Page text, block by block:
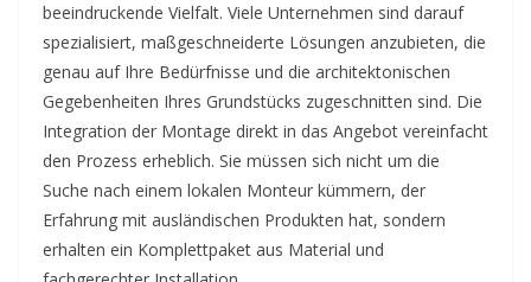
beeindruckende Vielfalt. Viele Unternehmen sind darauf
spezialisiert, maßgeschneiderte Lösungen anzubieten, die
genau auf Ihre Bedürfnisse und die architektonischen
Gegebenheiten Ihres Grundstücks zugeschnitten sind. Die
Integration der Montage direkt in das Angebot vereinfacht
den Prozess erheblich. Sie müssen sich nicht um die
Suche nach einem lokalen Monteur kümmern, der
Erfahrung mit ausländischen Produkten hat, sondern
erhalten ein Komplettpaket aus Material und